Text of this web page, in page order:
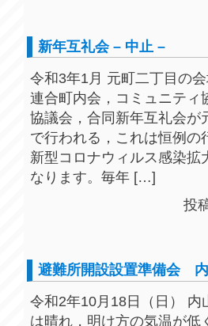
新年互礼会 – 中止 –
令和3年1月 元町二丁目の
連合町内会，コミュニティ
協議会，合同新年互礼会が
で行われる，これは恒例の
新型コロナウィルス感染拡
なります。毎年 […]
投
避難所開設設置準備会
令和2年10月18日（日） 内
は晴れ，明け方の気温が低